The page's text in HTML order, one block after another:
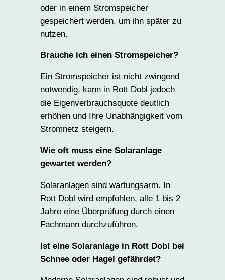
oder in einem Stromspeicher
gespeichert werden, um ihn später zu
nutzen.
Brauche ich einen Stromspeicher?
Ein Stromspeicher ist nicht zwingend
notwendig, kann in Rott Dobl jedoch
die Eigenverbrauchsquote deutlich
erhöhen und Ihre Unabhängigkeit vom
Stromnetz steigern.
Wie oft muss eine Solaranlage
gewartet werden?
Solaranlagen sind wartungsarm. In
Rott Dobl wird empfohlen, alle 1 bis 2
Jahre eine Überprüfung durch einen
Fachmann durchzuführen.
Ist eine Solaranlage in Rott Dobl bei
Schnee oder Hagel gefährdet?